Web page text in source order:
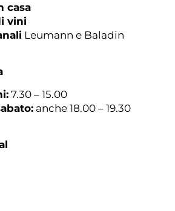
casa
vini
Leumann e Baladin
7.30 – 15.00
anche 18.00 – 19.30